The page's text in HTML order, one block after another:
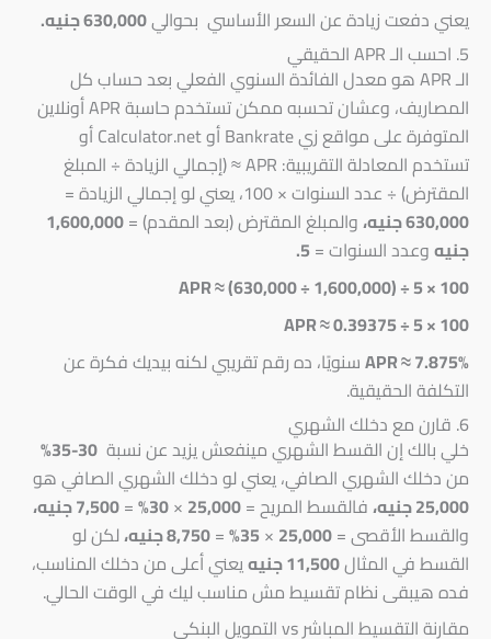
يعني دفعت زيادة عن السعر الأساسي بحوالي630,000 جنيه.
5. احسب الـ APR الحقيقي
الـ APR هو معدل الفائدة السنوي الفعلي بعد حساب كل
المصاريف، وعشان تحسبه ممكن تستخدم حاسبة APR أونلاين
المتوفرة على مواقع زي Bankrate أو Calculator.net أو
تستخدم المعادلة التقريبية: APR ≈ (إجمالي الزيادة ÷ المبلغ
المقترض) ÷ عدد السنوات × 100، يعني لو إجمالي الزيادة =
630,000 جنيه،
والمبلغ المقترض (بعد المقدم) =1,600,000
جنيهوعدد السنوات =5.
APR ≈ (630,000 ÷ 1,600,000) ÷ 5 × 100
APR ≈ 0.39375 ÷ 5 × 100
APR ≈ 7.875%سنويًا، ده رقم تقريبي لكنه بيديك فكرة عن
التكلفة الحقيقية.
6. قارن مع دخلك الشهري
خلي بالك إن القسط الشهري مينفعش يزيد عن نسبة 30-35%
من دخلك الشهري الصافي، يعني لو دخلك الشهري الصافي هو
25,000 جنيه،
فالقسط المريح =25,000
×
30%
=7,500 جنيه،
والقسط الأقصى =25,000
×
35%
=8,750 جنيه،
لكن لو
القسط في المثال11,500 جنيه
يعني أعلى من دخلك المناسب،
فده هيبقى نظام تقسيط مش مناسب ليك في الوقت الحالي.
مقارنة التقسيط المباشر vs التمويل البنكي